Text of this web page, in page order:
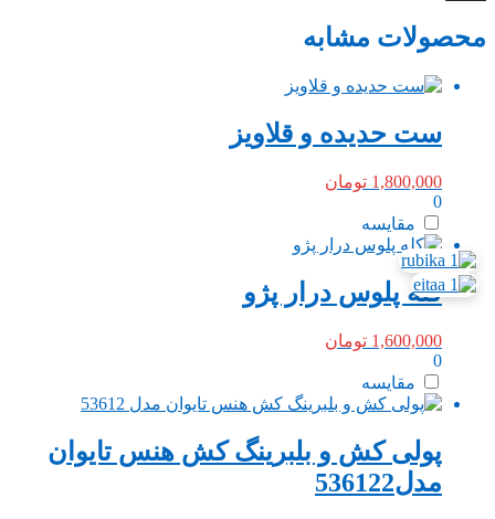
محصولات مشابه
ست حدیده و قلاویز
1,800,000 تومان
0
مقایسه
کله پلوس درار پژو
1,600,000 تومان
0
مقایسه
پولی کش و بلبرینگ کش هنس تایوان
مدل536122